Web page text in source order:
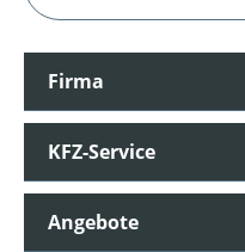
Firma
KFZ-Service
Angebote